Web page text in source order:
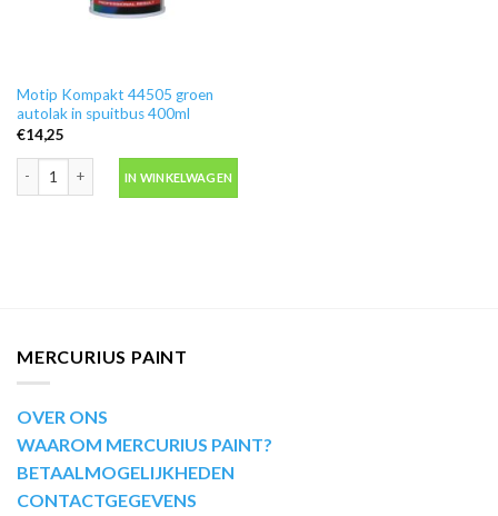
Motip Kompakt 44505 groen
autolak in spuitbus 400ml
€14,25
IN WINKELWAGEN
MERCURIUS PAINT
OVER ONS
WAAROM MERCURIUS PAINT?
BETAALMOGELIJKHEDEN
CONTACTGEGEVENS